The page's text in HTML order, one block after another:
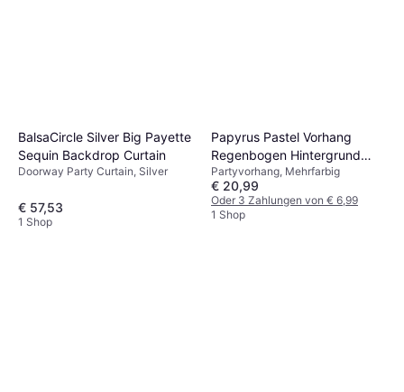
BalsaCircle Silver Big Payette
Sequin Backdrop Curtain
Doorway Party Curtain, Silver
€ 57,53
1 Shop
Papyrus Pastel Vorhang
Regenbogen Hintergrund
Fotowand 2x1m
Partyvorhang, Mehrfarbig
€ 20,99
Oder 3 Zahlungen von € 6,99
1 Shop